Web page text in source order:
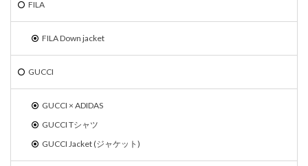
FILA
FILA Down jacket
GUCCI
GUCCI × ADIDAS
GUCCI Tシャツ
GUCCI Jacket (ジャケット)